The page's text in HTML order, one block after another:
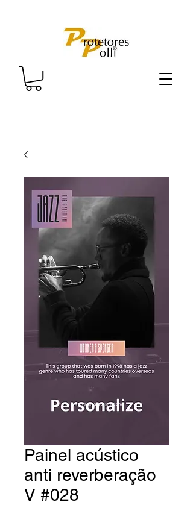
Painel acústico
anti reverberação
V #028